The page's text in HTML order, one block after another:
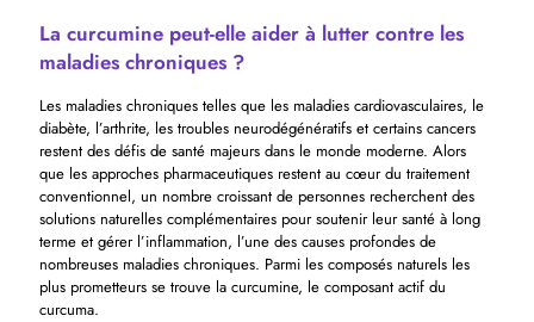
La curcumine peut-elle aider à lutter contre les
maladies chroniques ?
Les maladies chroniques telles que les maladies cardiovasculaires, le
diabète, l’arthrite, les troubles neurodégénératifs et certains cancers
restent des défis de santé majeurs dans le monde moderne. Alors
que les approches pharmaceutiques restent au cœur du traitement
conventionnel, un nombre croissant de personnes recherchent des
solutions naturelles complémentaires pour soutenir leur santé à long
terme et gérer l’inflammation, l’une des causes profondes de
nombreuses maladies chroniques. Parmi les composés naturels les
plus prometteurs se trouve la curcumine, le composant actif du
curcuma.